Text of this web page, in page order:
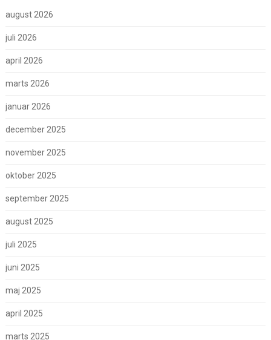
august 2026
juli 2026
april 2026
marts 2026
januar 2026
december 2025
november 2025
oktober 2025
september 2025
august 2025
juli 2025
juni 2025
maj 2025
april 2025
marts 2025